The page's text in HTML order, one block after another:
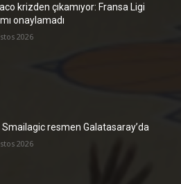
krizden çıkamıyor: Fransa Ligi
onaylamadı
2026
Smailagic resmen Galatasaray’da
2026